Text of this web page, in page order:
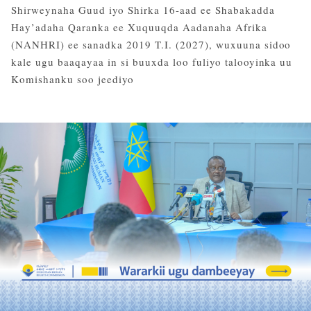
Shirweynaha Guud iyo Shirka 16-aad ee Shabakadda
Hay’adaha Qaranka ee Xuquuqda Aadanaha Afrika
(NANHRI) ee sanadka 2019 T.I. (2027), wuxuuna sidoo
kale ugu baaqayaa in si buuxda loo fuliyo talooyinka uu
Komishanku soo jeediyo